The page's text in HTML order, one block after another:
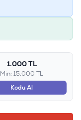
1.000 TL
Min: 15.000 TL
Kodu Al